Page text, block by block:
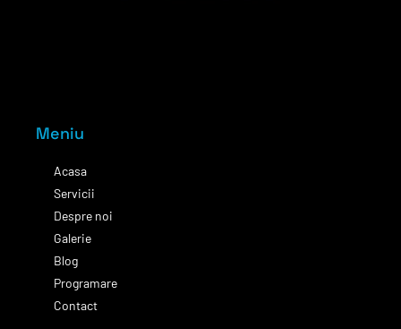
Meniu
Acasa
Servicii
Despre noi
Galerie
Blog
Programare
Contact